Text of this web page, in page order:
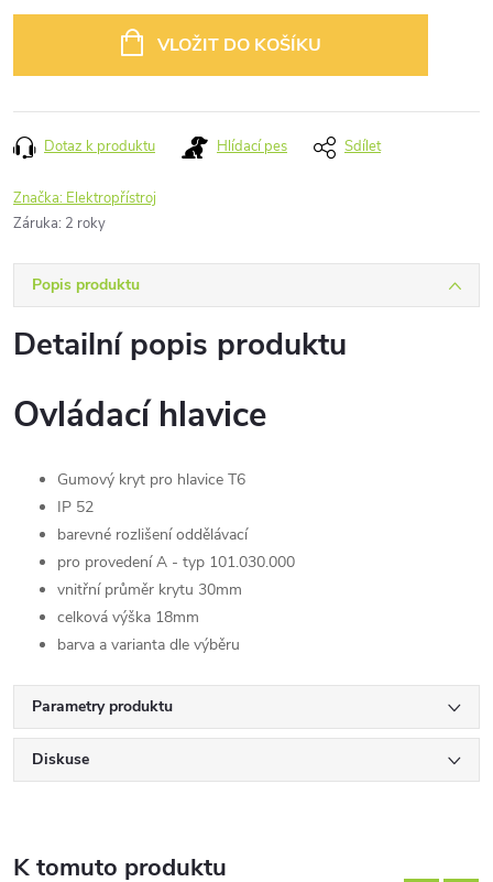
VLOŽIT DO KOŠÍKU
Dotaz k produktu Hlídací pes Sdílet
Značka: Elektropřístroj
Záruka: 2 roky
Popis produktu
Detailní popis produktu
Ovládací hlavice
Gumový kryt pro hlavice T6
IP 52
barevné rozlišení oddělávací
pro provedení A - typ 101.030.000
vnitřní průměr krytu 30mm
celková výška 18mm
barva a varianta dle výběru
Parametry produktu
Diskuse
K tomuto produktu